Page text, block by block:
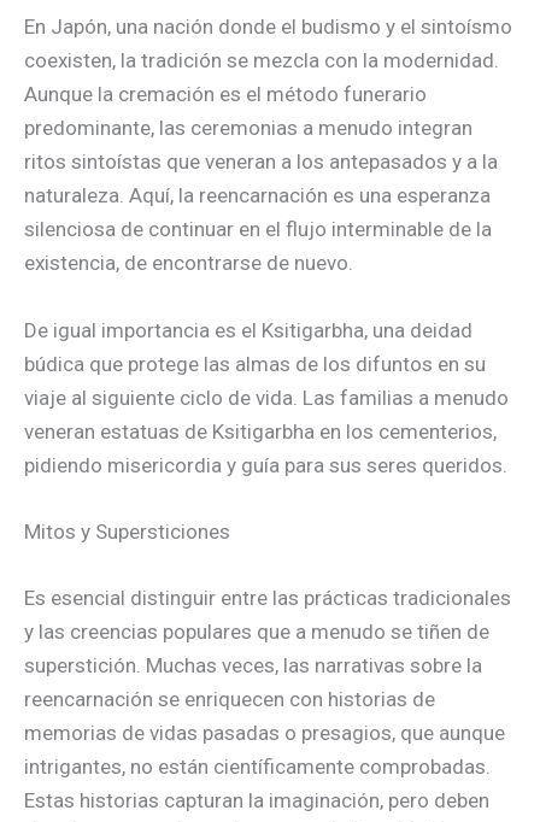
En Japón, una nación donde el budismo y el sintoísmo
coexisten, la tradición se mezcla con la modernidad.
Aunque la cremación es el método funerario
predominante, las ceremonias a menudo integran
ritos sintoístas que veneran a los antepasados y a la
naturaleza. Aquí, la reencarnación es una esperanza
silenciosa de continuar en el flujo interminable de la
existencia, de encontrarse de nuevo.
De igual importancia es el Ksitigarbha, una deidad
búdica que protege las almas de los difuntos en su
viaje al siguiente ciclo de vida. Las familias a menudo
veneran estatuas de Ksitigarbha en los cementerios,
pidiendo misericordia y guía para sus seres queridos.
Mitos y Supersticiones
Es esencial distinguir entre las prácticas tradicionales
y las creencias populares que a menudo se tiñen de
superstición. Muchas veces, las narrativas sobre la
reencarnación se enriquecen con historias de
memorias de vidas pasadas o presagios, que aunque
intrigantes, no están científicamente comprobadas.
Estas historias capturan la imaginación, pero deben